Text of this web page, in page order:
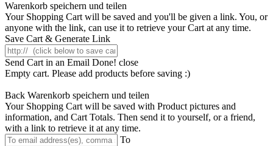
Warenkorb speichern und teilen
Your Shopping Cart will be saved and you'll be given a link. You, or
anyone with the link, can use it to retrieve your Cart at any time.
Save Cart & Generate Link
Send Cart in an Email Done! close
Empty cart. Please add products before saving :)
Back Warenkorb speichern und teilen
Your Shopping Cart will be saved with Product pictures and
information, and Cart Totals. Then send it to yourself, or a friend,
with a link to retrieve it at any time.
To